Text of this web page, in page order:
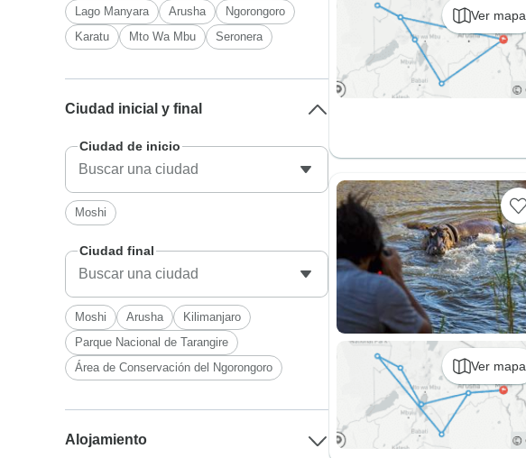
Ver mapa
Ver mapa
Lago Manyara
Arusha
Ngorongoro
Karatu
Mto Wa Mbu Seronera
Ciudad inicial y final
Ciudad de inicio
Moshi
Ciudad final
Moshi Arusha
Kilimanjaro
Parque Nacional de Tarangire
Área de Conservación del Ngorongoro
Alojamiento